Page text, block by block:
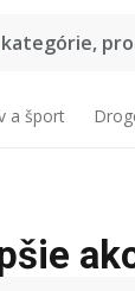
a šport